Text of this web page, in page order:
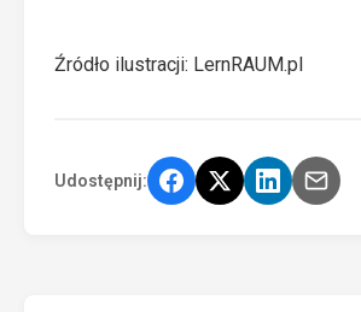
Źródło ilustracji: LernRAUM.pl
Udostępnij: